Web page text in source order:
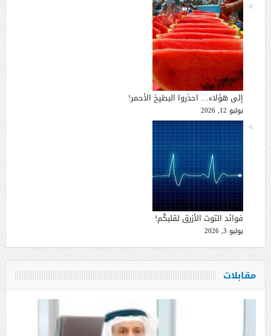
إلى هؤلاء… احذروا البطيخ الأحمر!
يوليو 12, 2026
فوائد التوت الأزرق لقلبكُم!
يوليو 3, 2026
مقابلات